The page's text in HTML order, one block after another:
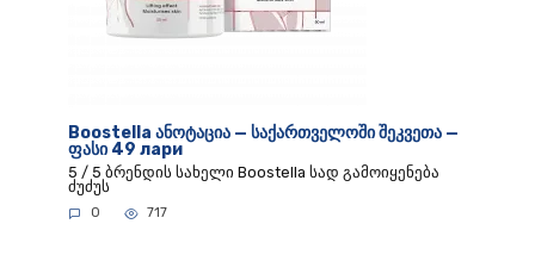
Boostella ანოტაცია — საქართველოში შეკვეთა —
ფასი 49 лари
5 / 5 ბრენდის სახელი Boostella სად გამოიყენება
ძუძუს
0 717